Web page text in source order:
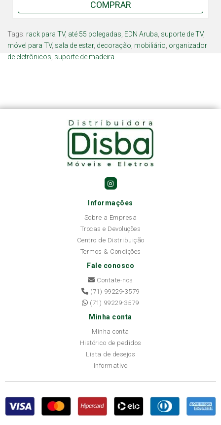
COMPRAR
Tags: rack para TV, até 55 polegadas EDN Aruba suporte de TV,
móvel para TV, sala de estar, decoração mobiliário organizador
de eletrônicos suporte de madeira
Informações
Sobre a Empresa
Trocas e Devoluções
Centro de Distribuição
Termos & Condições
Fale conosco
Contate-nos
(71) 99229-3579
(71) 99229-3579
Minha conta
Minha conta
Histórico de pedidos
Lista de desejos
Informativo